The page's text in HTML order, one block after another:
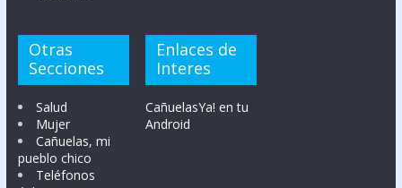
Otras
Secciones
Salud
Mujer
Cañuelas, mi
pueblo chico
Teléfonos
Enlaces de
Interes
CañuelasYa! en tu
Android